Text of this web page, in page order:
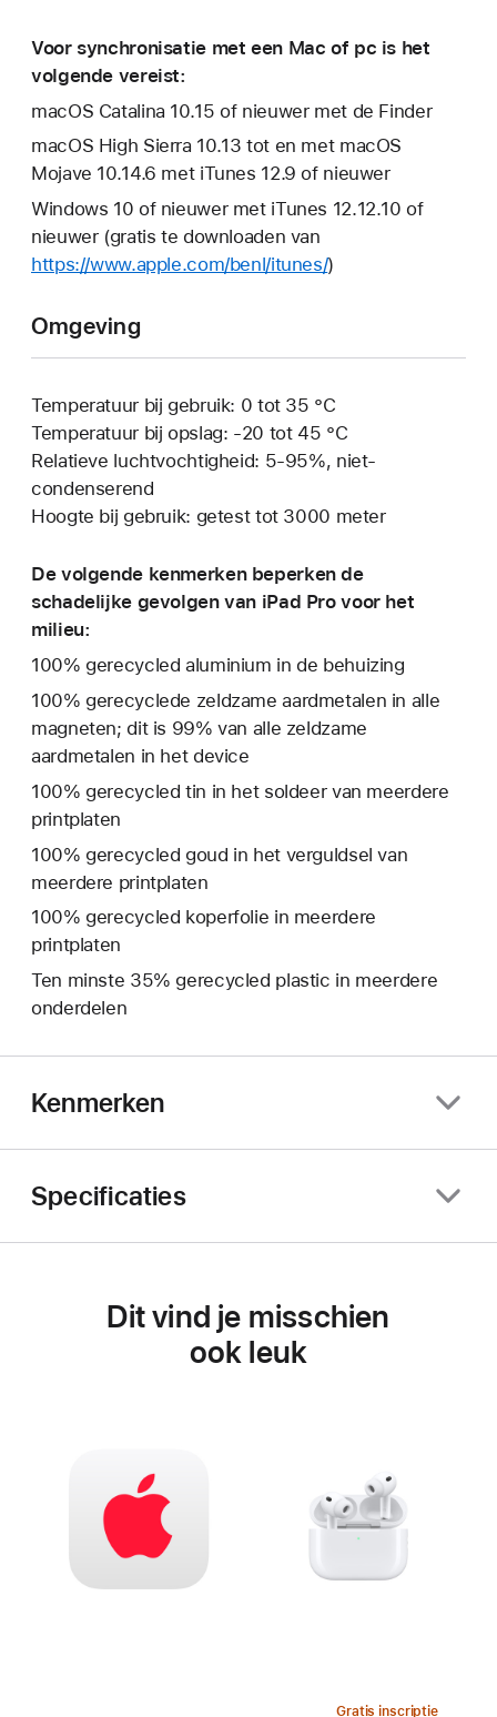
Voor synchronisatie met een Mac of pc is het
volgende vereist:
macOS Catalina 10.15 of nieuwer met de Finder
macOS High Sierra 10.13 tot en met macOS
Mojave 10.14.6 met iTunes 12.9 of nieuwer
Windows 10 of nieuwer met iTunes 12.12.10 of
nieuwer (gratis te downloaden van
https://www.apple.com/benl/itunes/)
Omgeving
Temperatuur bij gebruik: 0 tot 35 °C
Temperatuur bij opslag: ‑20 tot 45 °C
Relatieve luchtvochtigheid: 5-95%, niet-
condenserend
Hoogte bij gebruik: getest tot 3000 meter
De volgende kenmerken beperken de
schadelijke gevolgen van iPad Pro voor het
milieu:
100% gerecycled aluminium in de behuizing
100% gerecyclede zeldzame aardmetalen in alle
magneten; dit is 99% van alle zeldzame
aardmetalen in het device
100% gerecycled tin in het soldeer van meerdere
print­platen
100% gerecycled goud in het verguldsel van
meerdere printplaten
100% gerecycled koperfolie in meerdere
printplaten
Ten minste 35% gerecycled plastic in meerdere
onderdelen
Kenmerken
Specificaties
Dit vind je misschien
ook leuk
Gratis inscriptie